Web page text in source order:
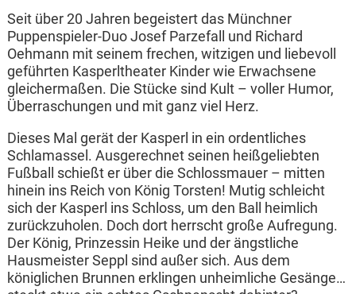
Seit über 20 Jahren begeistert das Münchner
Puppenspieler-Duo Josef Parzefall und Richard
Oehmann mit seinem frechen, witzigen und liebevoll
geführten Kasperltheater Kinder wie Erwachsene
gleichermaßen. Die Stücke sind Kult – voller Humor,
Überraschungen und mit ganz viel Herz.
Dieses Mal gerät der Kasperl in ein ordentliches
Schlamassel. Ausgerechnet seinen heißgeliebten
Fußball schießt er über die Schlossmauer – mitten
hinein ins Reich von König Torsten! Mutig schleicht
sich der Kasperl ins Schloss, um den Ball heimlich
zurückzuholen. Doch dort herrscht große Aufregung.
Der König, Prinzessin Heike und der ängstliche
Hausmeister Seppl sind außer sich. Aus dem
königlichen Brunnen erklingen unheimliche Gesänge…